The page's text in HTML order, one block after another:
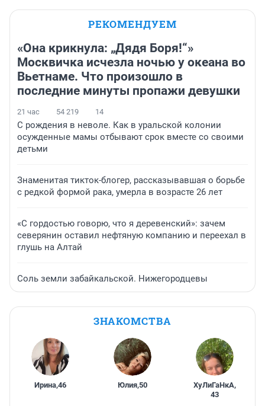
РЕКОМЕНДУЕМ
«Она крикнула: „Дядя Боря!“»
Москвичка исчезла ночью у океана во
Вьетнаме. Что произошло в
последние минуты пропажи девушки
21 час 54 219 14
С рождения в неволе. Как в уральской колонии
осужденные мамы отбывают срок вместе со своими
детьми
Знаменитая тикток-блогер, рассказывавшая о борьбе
с редкой формой рака, умерла в возрасте 26 лет
«С гордостью говорю, что я деревенский»: зачем
северянин оставил нефтяную компанию и переехал в
глушь на Алтай
Соль земли забайкальской. Нижегородцевы
ЗНАКОМСТВА
Ирина,46 Юлия,50 ХуЛиГаНкА,
43